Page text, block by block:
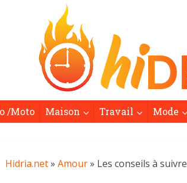
/Moto Maison Travail Mode
Hidria.net» Amour» Les conseils à